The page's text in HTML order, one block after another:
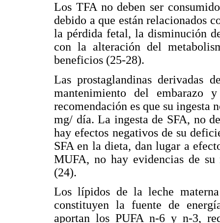
Los TFA no deben ser
debido a que están relacionados
la pérdida fetal, la disminución
con la alteración del
beneficios (25-28).
Las prostaglandinas derivadas
mantenimiento del
recomendación es que su
mg/ día. La ingesta de SFA, no
hay efectos negativos de su
SFA en la dieta, dan lugar a
MUFA, no hay evidencias de
(24).
Los lípidos de la leche
constituyen la fuente de
aportan los PUFA n-6 y n-3,